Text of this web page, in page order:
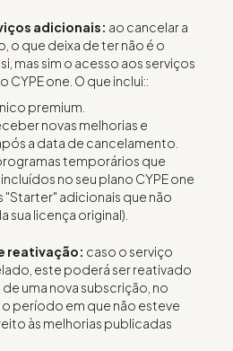
adicionais: ao cancelar a
o que deixa de ter não é o
mas sim o acesso aos serviços
CYPE one. O que inclui::
premium.
novas melhorias e
a data de cancelamento.
temporários que
no seu plano CYPE one
"Starter" adicionais que não
sua licença original).
reativação: caso o serviço
este poderá ser reativado
uma nova subscrição, no
período em que não esteve
às melhorias publicadas